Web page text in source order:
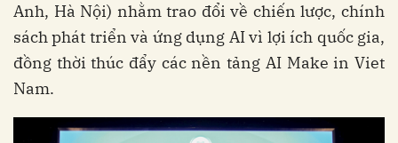
Anh, Hà Nội) nhằm trao đổi về chiến lược, chính
sách phát triển và ứng dụng AI vì lợi ích quốc gia,
đồng thời thúc đẩy các nền tảng AI Make in Viet
Nam.